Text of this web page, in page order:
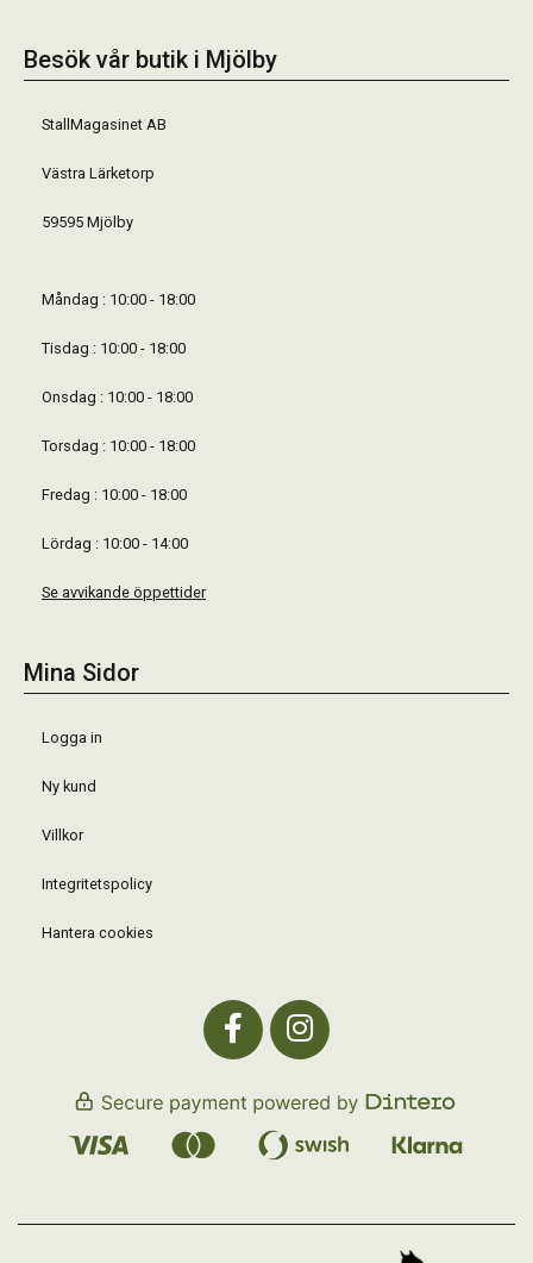
Besök vår butik i Mjölby
StallMagasinet AB
Västra Lärketorp
59595 Mjölby
Måndag : 10:00 - 18:00
Tisdag : 10:00 - 18:00
Onsdag : 10:00 - 18:00
Torsdag : 10:00 - 18:00
Fredag : 10:00 - 18:00
Lördag : 10:00 - 14:00
Se avvikande öppettider
Mina Sidor
Logga in
Ny kund
Villkor
Integritetspolicy
Hantera cookies